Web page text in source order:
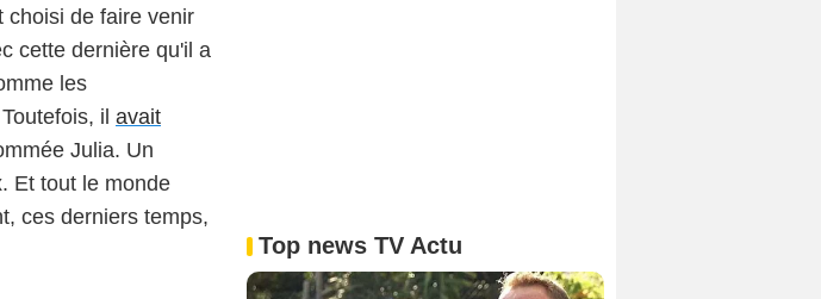
choisi de faire venir
cette dernière qu'il a
les
il avait
Julia. Un
Et tout le monde
ces derniers temps,
Top news TV Actu